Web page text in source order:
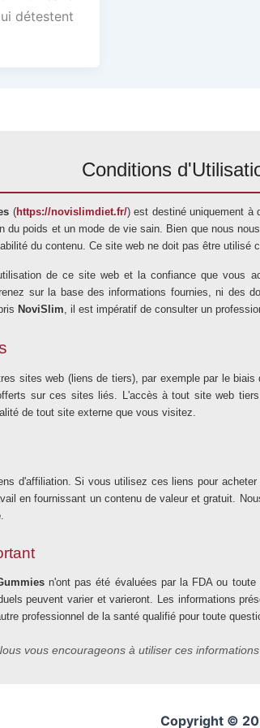
détestent
Conditions
(https://novislimdiet.fr/) est destiné uniquement à
du poids et un mode de vie sain. Bien que nous
du contenu. Ce site web ne doit pas être utilisé
de ce site web et la confiance que vous
sur la base des informations fournies, ni des
NoviSlim, il est impératif de consulter un
sites web (liens de tiers), par exemple par le
sur ces sites liés. L'accès à tout site web
de tout site externe que vous visitez.
d'affiliation. Si vous utilisez ces liens pour
en fournissant un contenu de valeur et gratuit.
.
n'ont pas été évaluées par la FDA ou toute
peuvent varier et varieront. Les informations
professionnel de la santé qualifié pour toute
vous encourageons à utiliser ces
Copyright ©